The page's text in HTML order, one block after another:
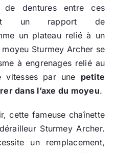
de dentures entre ces
un rapport de
un plateau relié à un
Sturmey Archer se
à engrenages relié au
vitesses par une petite
dans l’axe du moyeu.
cette fameuse chaînette
Sturmey Archer.
un remplacement,